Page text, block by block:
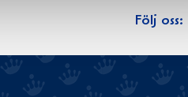
Följ oss: